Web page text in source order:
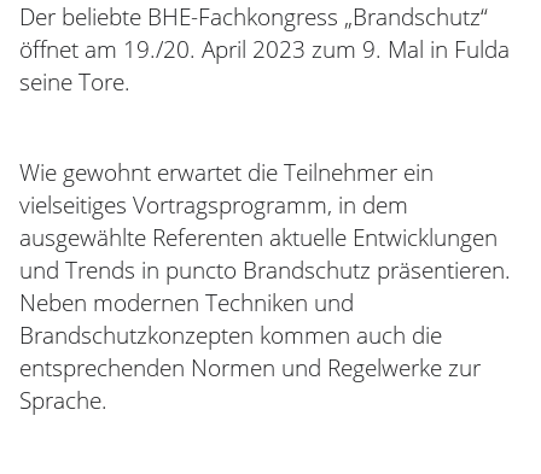
Der beliebte BHE-Fachkongress „Brandschutz“
öffnet am 19./20. April 2023 zum 9. Mal in Fulda
seine Tore.
Wie gewohnt erwartet die Teilnehmer ein
vielseitiges Vortragsprogramm, in dem
ausgewählte Referenten aktuelle Entwicklungen
und Trends in puncto Brandschutz präsentieren.
Neben modernen Techniken und
Brandschutzkonzepten kommen auch die
entsprechenden Normen und Regelwerke zur
Sprache.